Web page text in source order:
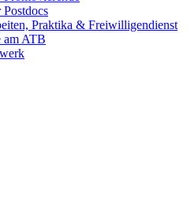
Praktika & Freiwilligendienst
am ATB